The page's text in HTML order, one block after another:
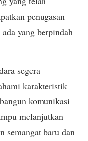
penugasan
yang berpindah
segera
karakteristik
komunikasi
melanjutkan
semangat baru dan